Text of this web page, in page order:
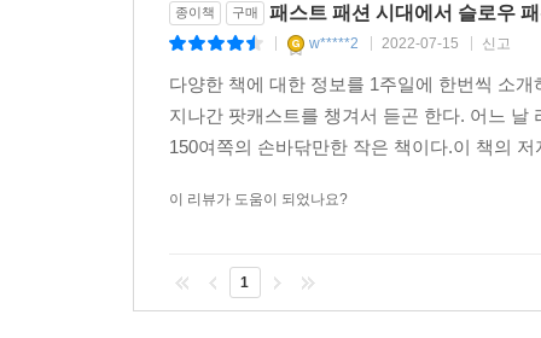
종이책 구매 패스트 패션 시대에서 슬로우
w*****2 2022-07-15 신고
다양한 책에 대한 정보를 1주일에 한번씩 소
지나간 팟캐스트를 챙겨서 듣곤 한다. 어느
150여쪽의 손바닦만한 작은 책이다.이 책의
이 리뷰가 도움이 되었나요?
1